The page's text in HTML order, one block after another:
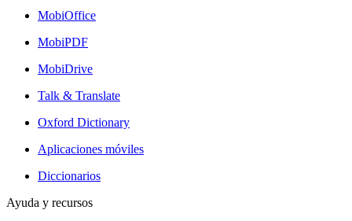
MobiOffice
MobiPDF
MobiDrive
Talk & Translate
Oxford Dictionary
Aplicaciones móviles
Diccionarios
Ayuda y recursos